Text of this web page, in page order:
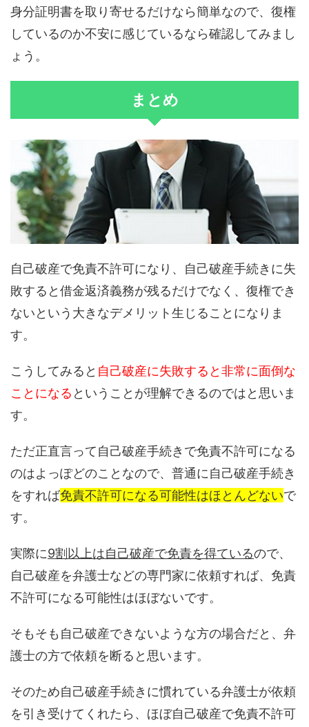
身分証明書を取り寄せるだけなら簡単なので、復権
しているのか不安に感じているなら確認してみまし
ょう。
まとめ
自己破産で免責不許可になり、自己破産手続きに失
敗すると借金返済義務が残るだけでなく、復権でき
ないという大きなデメリット生じることになりま
す。
こうしてみると 自己破産に失敗すると非常に面倒な
ことになる ということが理解できるのではと思いま
す。
ただ正直言って自己破産手続きで免責不許可になる
のはよっぽどのことなので、普通に自己破産手続き
をすれば免責不許可になる可能性はほとんどないで
す。
実際に9割以上は自己破産で免責を得ているので、
自己破産を弁護士などの専門家に依頼すれば、免責
不許可になる可能性はほぼないです。
そもそも自己破産できないような方の場合だと、弁
護士の方で依頼を断ると思います。
そのため自己破産手続きに慣れている弁護士が依頼
を引き受けてくれたら、ほぼ自己破産で免責不許可